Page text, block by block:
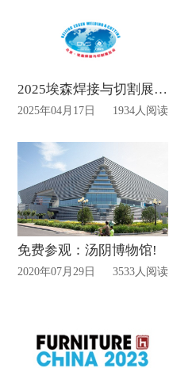
2025埃森焊接与切割展览会搭建布局
2025年04月17日 1934人阅读
免费参观：汤阴博物馆!
2020年07月29日 3533人阅读